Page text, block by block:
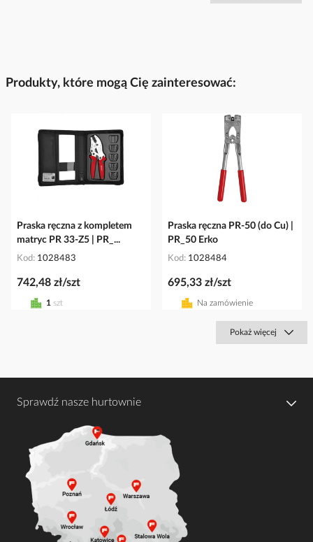
Produkty, które mogą Cię zainteresować:
Praska ręczna z kompletem
matryc PR 33-Z5 | PR_...
Kod 1028483
742,48 zł/szt
1 szt
Praska ręczna PR-50 (do Cu) |
PR_50 Erko
Kod 1028484
695,33 zł/szt
Na zamówienie
Pokaż więcej
Sprawdź nasze hurtownie